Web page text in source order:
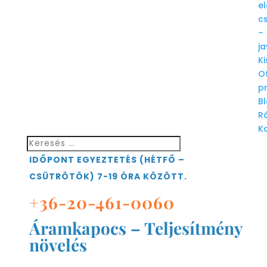
–
IDŐPONT EGYEZTETÉS (HÉTFŐ –
CSÜTRÖTÖK) 7-19 ÓRA KÖZÖTT.
+36-20-461-0060
Áramkapocs – Teljesítmény
növelés